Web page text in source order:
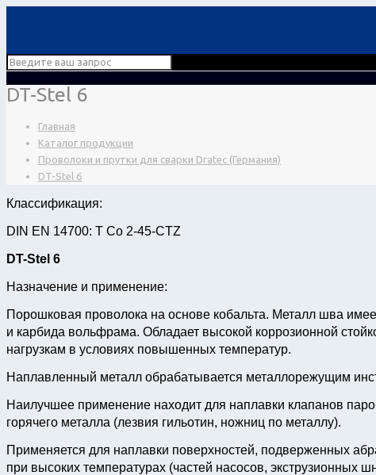
DT-Stel 6
Главная
Каталог продукции
Проволоки и прутки для сварки Dratec (Германия)
DT-Stel 6
Классификация:
DIN EN 14700: T Co 2-45-CTZ
DT-Stel 6
Назначение и применение:
Порошковая проволока на основе кобальта. Металл шва
и карбида вольфрама. Обладает высокой коррозионной
нагрузкам в условиях повышенных температур.
Наплавленный металл обрабатывается металлорежущим
Наилучшее применение находит для наплавки клапанов
горячего металла (лезвия гильотин, ножниц по металлу).
Применяется для наплавки поверхностей, подверженных
при высоких температурах (частей насосов, экструзионных